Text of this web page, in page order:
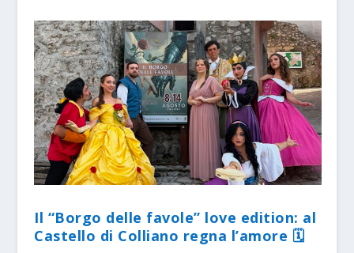
Il “Borgo delle favole” love edition: al
Castello di Colliano regna l’amore 🗓